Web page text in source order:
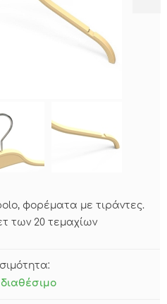
φορέματα με τιράντες.
των 20 τεμαχίων